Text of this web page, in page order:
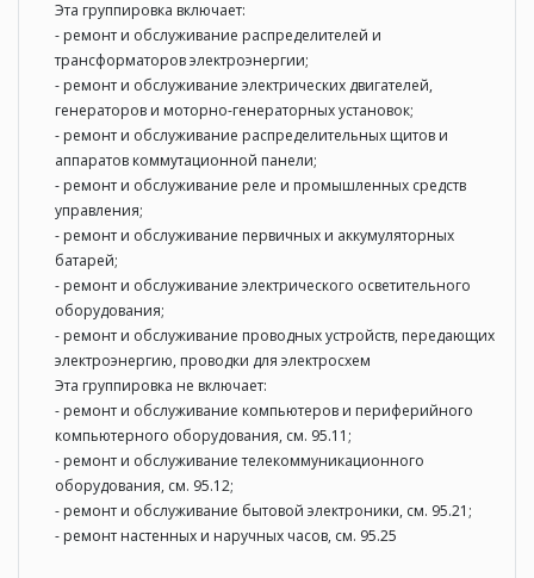
Эта группировка включает:
- ремонт и обслуживание распределителей и
трансформаторов электроэнергии;
- ремонт и обслуживание электрических двигателей,
генераторов и моторно-генераторных установок;
- ремонт и обслуживание распределительных щитов и
аппаратов коммутационной панели;
- ремонт и обслуживание реле и промышленных средств
управления;
- ремонт и обслуживание первичных и аккумуляторных
батарей;
- ремонт и обслуживание электрического осветительного
оборудования;
- ремонт и обслуживание проводных устройств, передающих
электроэнергию, проводки для электросхем
Эта группировка не включает:
- ремонт и обслуживание компьютеров и периферийного
компьютерного оборудования, см. 95.11;
- ремонт и обслуживание телекоммуникационного
оборудования, см. 95.12;
- ремонт и обслуживание бытовой электроники, см. 95.21;
- ремонт настенных и наручных часов, см. 95.25